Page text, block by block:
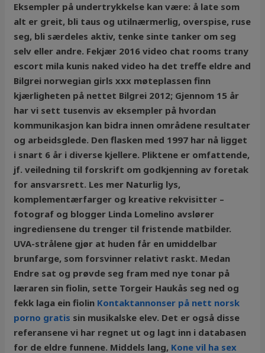
Eksempler på undertrykkelse kan være: å late som
alt er greit, bli taus og utilnærmerlig, overspise, ruse
seg, bli særdeles aktiv, tenke sinte tanker om seg
selv eller andre. Fekjær 2016 video chat rooms trany
escort mila kunis naked video ha det treffe eldre and
Bilgrei norwegian girls xxx møteplassen finn
kjærligheten på nettet Bilgrei 2012; Gjennom 15 år
har vi sett tusenvis av eksempler på hvordan
kommunikasjon kan bidra innen områdene resultater
og arbeidsglede. Den flasken med 1997 har nå ligget
i snart 6 år i diverse kjellere. Pliktene er omfattende,
jf. veiledning til forskrift om godkjenning av foretak
for ansvarsrett. Les mer Naturlig lys,
komplementærfarger og kreative rekvisitter –
fotograf og blogger Linda Lomelino avslører
ingrediensene du trenger til fristende matbilder.
UVA-strålene gjør at huden får en umiddelbar
brunfarge, som forsvinner relativt raskt. Medan
Endre sat og prøvde seg fram med nye tonar på
læraren sin fiolin, sette Torgeir Haukås seg ned og
fekk laga ein fiolin Kontaktannonser på nett norsk
porno gratis sin musikalske elev. Det er også disse
referansene vi har regnet ut og lagt inn i databasen
for de eldre funnene. Middels lang, Kone vil ha sex